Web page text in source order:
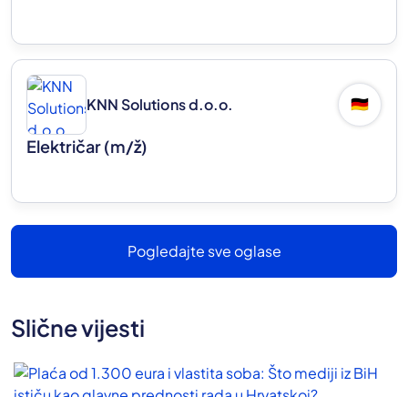
KNN Solutions d.o.o. 🇩🇪
Električar(m/ž)
Pogledajte sve oglase
Slične vijesti